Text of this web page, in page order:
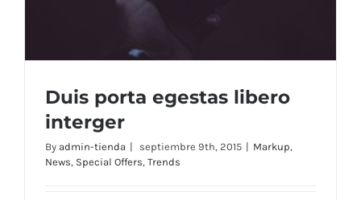
Duis porta egestas libero
interger
By admin-tienda | septiembre 9th, 2015 | Markup,
News, Special Offers, Trends